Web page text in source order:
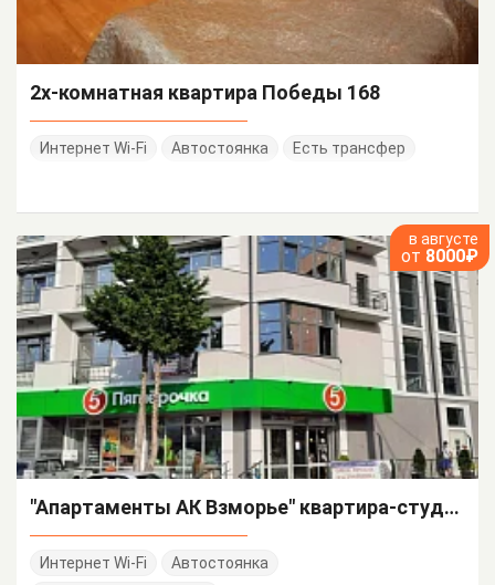
2х-комнатная квартира Победы 168
Интернет Wi-Fi Автостоянка Есть трансфер
в августе
от 8000₽
"Апартаменты АК Взморье" квартира-студия
Интернет Wi-Fi
Автостоянка